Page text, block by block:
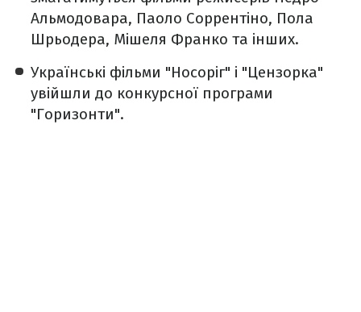
Альмодовара, Паоло Соррентіно, Пола
Шрьодера, Мішеля Франко та інших.
Українські фільми "Носоріг" і "Цензорка"
увійшли до конкурсної програми
"Горизонти".